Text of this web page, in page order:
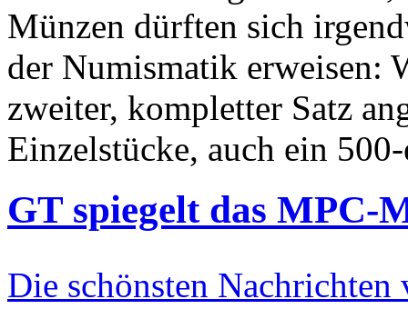
Münzen dürften sich
der Numismatik erweisen:
zweiter, kompletter Satz
Einzelstücke, auch ein
GT spiegelt das MPC-
Die schönsten Nachrichten